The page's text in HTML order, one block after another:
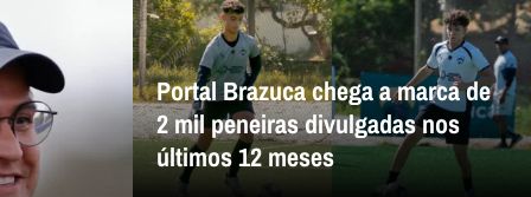
Portal Brazuca chega a marca de
2 mil peneiras divulgadas nos
últimos 12 meses